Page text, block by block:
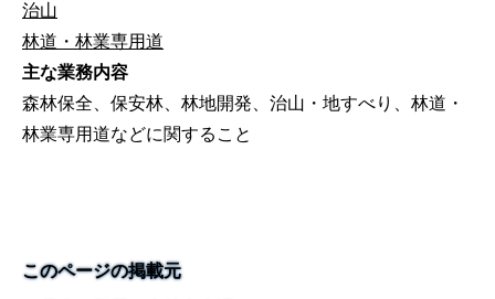
治山
林道・林業専用道
主な業務内容
森林保全、保安林、林地開発、治山・地すべり、林道・
林業専用道などに関すること
このページの掲載元